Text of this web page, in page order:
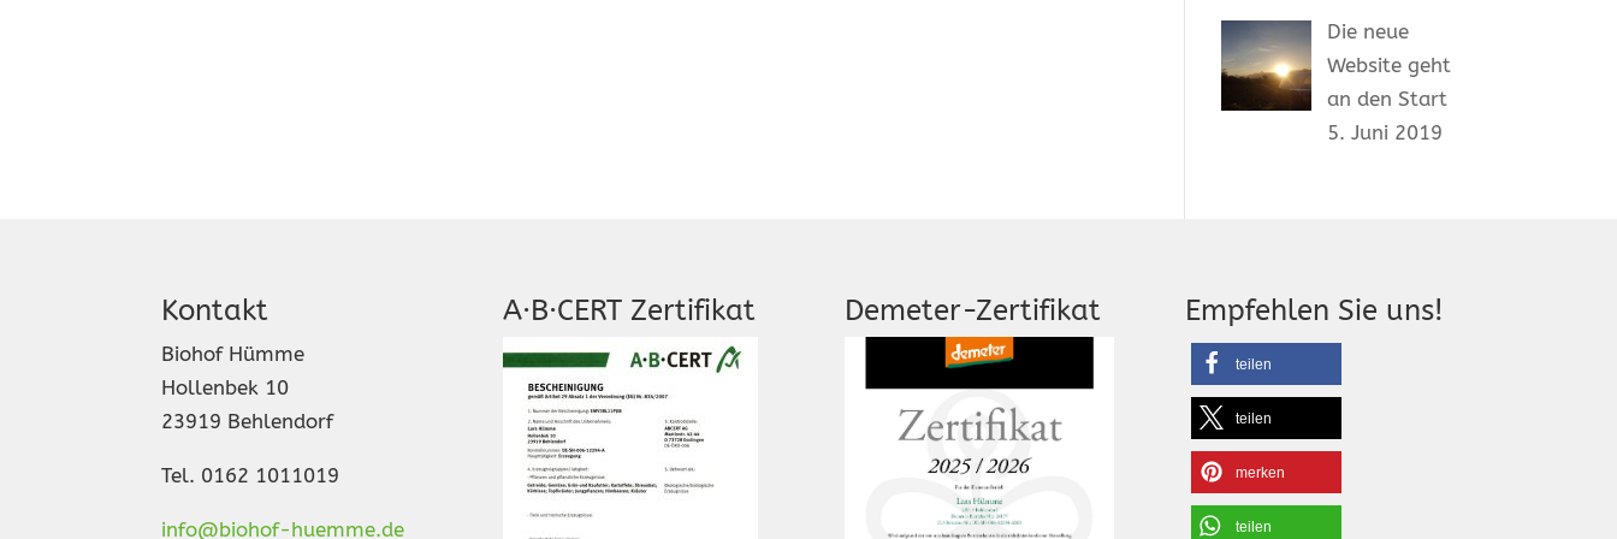
Die neue
Website geht
an den Start
5. Juni 2019
Kontakt
Biohof Hümme
Hollenbek 10
23919 Behlendorf
Tel. 0162 1011019
info@biohof-huemme.de
A·B·CERT Zertifikat Demeter-Zertifikat Empfehlen Sie uns!
teilen
teilen
merken
teilen